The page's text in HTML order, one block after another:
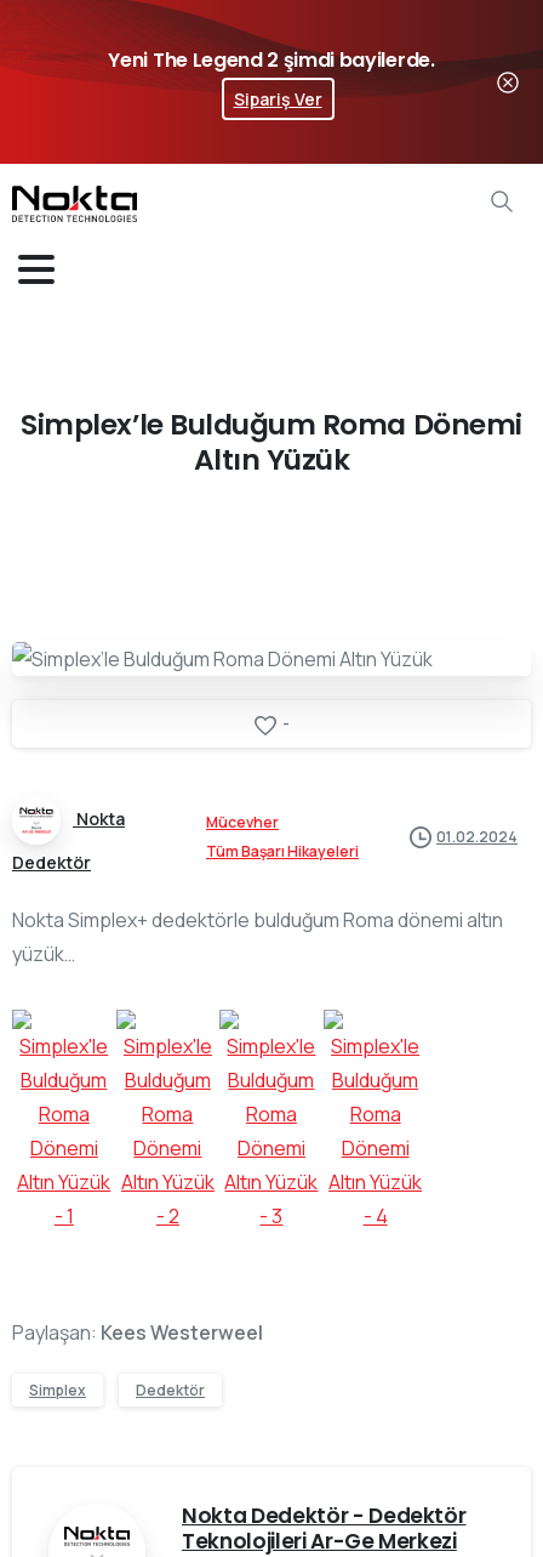
Yeni The Legend 2 şimdi bayilerde.
Sipariş Ver
Simplex’le Bulduğum Roma Dönemi
Altın Yüzük
-
Nokta
Dedektör
Mücevher
Tüm Başarı Hikayeleri
01.02.2024
Nokta Simplex+ dedektörle bulduğum Roma dönemi altın
yüzük…
Paylaşan: Kees Westerweel
Simplex Dedektör
Nokta Dedektör - Dedektör
Teknolojileri Ar-Ge Merkezi